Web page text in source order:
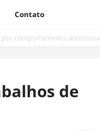
Contato
comportamento antissocial
de